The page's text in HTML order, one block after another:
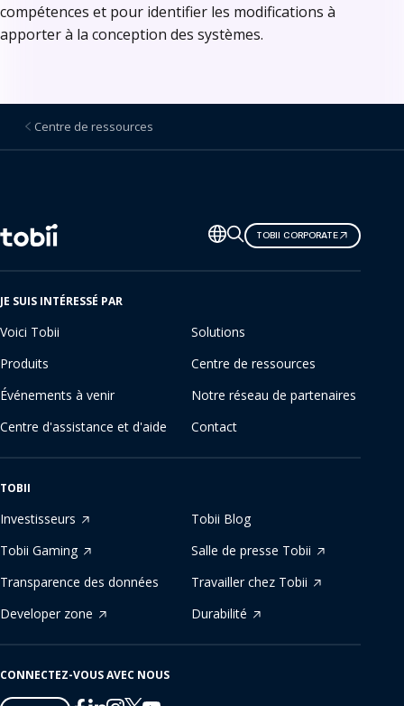
compétences et pour identifier les modifications à
apporter à la conception des systèmes.
Centre de ressources
Changer
de
langue
TOBII CORPORATE
JE SUIS INTÉRESSÉ PAR
Voici Tobii
Solutions
Produits
Centre de ressources
Événements à venir
Notre réseau de partenaires
Centre d'assistance et d'aide
Contact
TOBII
Investisseurs
Tobii Blog
Tobii Gaming
Salle de presse Tobii
Transparence des données
Travailler chez Tobii
Developer zone
Durabilité
CONNECTEZ-VOUS AVEC NOUS